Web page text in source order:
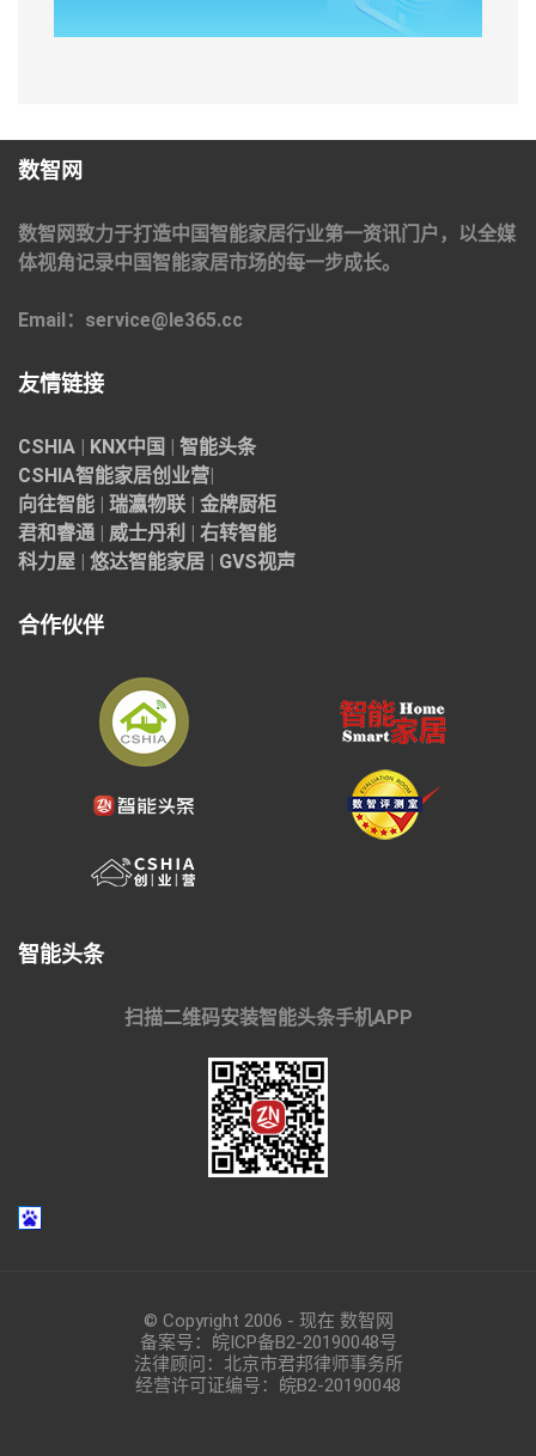
数智网
数智网致力于打造中国智能家居行业第一资讯门户，以全媒
体视角记录中国智能家居市场的每一步成长。
Email：service@le365.cc
友情链接
CSHIA | KNX中国 | 智能头条
CSHIA智能家居创业营|
向往智能 | 瑞瀛物联 | 金牌厨柜
君和睿通 | 威士丹利 | 右转智能
科力屋 | 悠达智能家居 | GVS视声
合作伙伴
智能头条
扫描二维码安装智能头条手机APP
© Copyright 2006 - 现在 数智网
备案号： 皖ICP备B2-20190048号
法律顾问：北京市君邦律师事务所
经营许可证编号：皖B2-20190048